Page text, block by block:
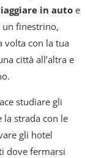
in autoe
un finestrino,
volta con la tua
città all’altra e
studiare gli
la strada con le
gli hotel
dove fermarsi